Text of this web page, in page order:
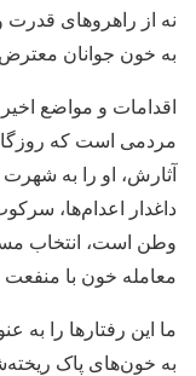
نه از راهروهای
به خون جوانان
اقدامات و مواضع
مردمی است که
آثارش، او را به
داغدار اعدام‌ها،
وطن است، انتخاب
معامله خون با
ما این رفتارها را به
به خون‌های پاک